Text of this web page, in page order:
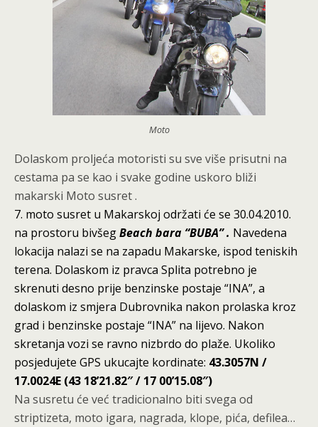
Moto
Dolaskom proljeća motoristi su sve više prisutni na
cestama pa se kao i svake godine uskoro bliži
makarski Moto susret .
7. moto susret u Makarskoj održati će se 30.04.2010.
na prostoru bivšegBeach bara “BUBA” . Navedena
lokacija nalazi se na zapadu Makarske, ispod teniskih
terena. Dolaskom iz pravca Splita potrebno je
skrenuti desno prije benzinske postaje “INA”, a
dolaskom iz smjera Dubrovnika nakon prolaska kroz
grad i benzinske postaje “INA” na lijevo. Nakon
skretanja vozi se ravno nizbrdo do plaže. Ukoliko
posjedujete GPS ukucajte kordinate: 43.3057N /
17.0024E (43 18’21.82″ / 17 00’15.08″)
Na susretu će već tradicionalno biti svega od
striptizeta, moto igara, nagrada, klope, pića, defilea…